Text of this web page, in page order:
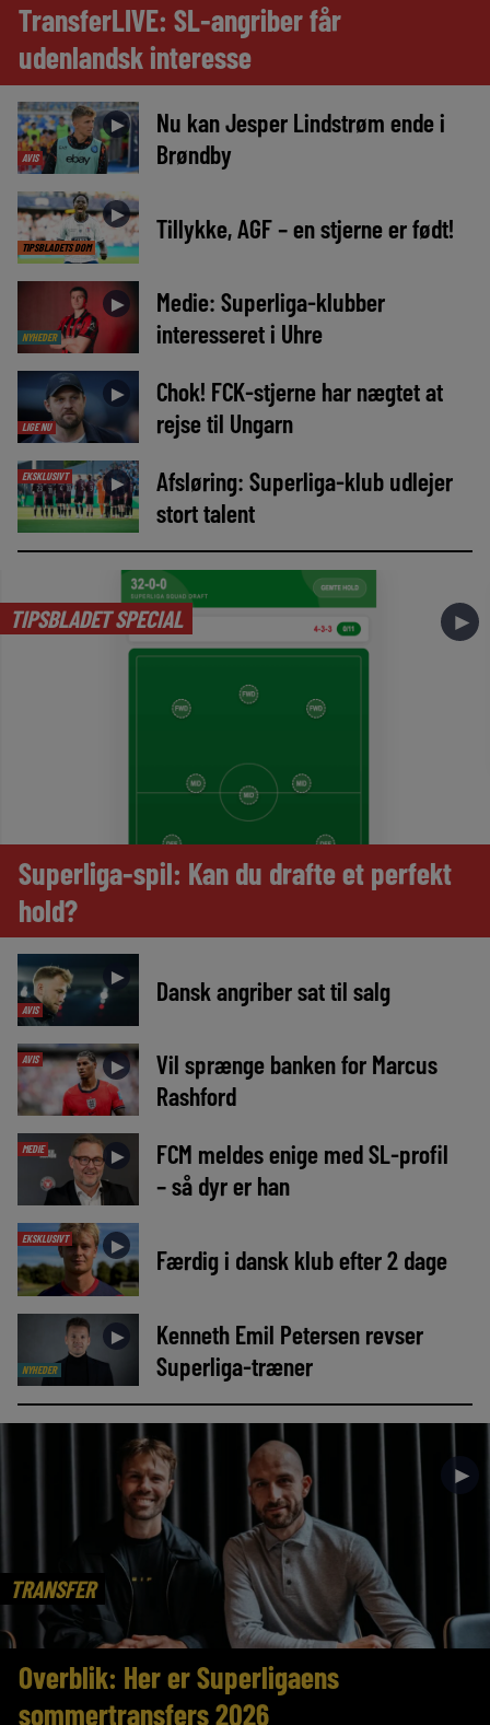
TransferLIVE: SL-angriber får
udenlandsk interesse
AVIS
►
Nu kan Jesper Lindstrøm ende i
Brøndby
TIPSBLADETS DOM
► Tillykke, AGF – en stjerne er født!
NYHEDER
►
Medie: Superliga-klubber
interesseret i Uhre
LIGE NU
►
Chok! FCK-stjerne har nægtet at
rejse til Ungarn
EKSKLUSIVT ►
Afsløring: Superliga-klub udlejer
stort talent
TIPSBLADET SPECIAL ►
Superliga-spil: Kan du drafte et perfekt
hold?
AVIS
► Dansk angriber sat til salg
AVIS ►
Vil sprænge banken for Marcus
Rashford
MEDIE ►
FCM meldes enige med SL-profil
– så dyr er han
EKSKLUSIVT ► Færdig i dansk klub efter 2 dage
NYHEDER
►
Kenneth Emil Petersen revser
Superliga-træner
TRANSFER
►
Overblik: Her er Superligaens
sommertransfers 2026